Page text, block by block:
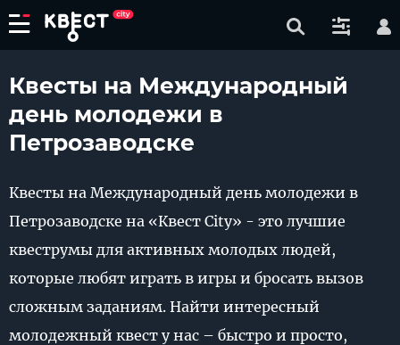
Квесты на Международный
день молодежи в
Петрозаводске
Квесты на Международный день молодежи в
Петрозаводске на «Квест City» - это лучшие
квеструмы для активных молодых людей,
которые любят играть в игры и бросать вызов
сложным заданиям. Найти интересный
молодежный квест у нас – быстро и просто,